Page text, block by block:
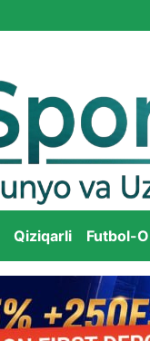
Qiziqarli Futbol-